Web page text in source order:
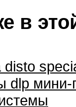
в
disto
dlp мини-